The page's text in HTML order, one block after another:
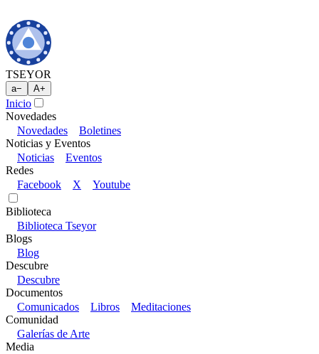
TSEYOR
a− A+
Inicio
Novedades
Novedades
Boletines
Noticias y Eventos
Noticias
Eventos
Redes
Facebook
X Youtube
Biblioteca
Biblioteca Tseyor
Blogs
Blog
Descubre
Descubre
Documentos
Comunicados
Libros
Meditaciones
Comunidad
Galerías de Arte
Media